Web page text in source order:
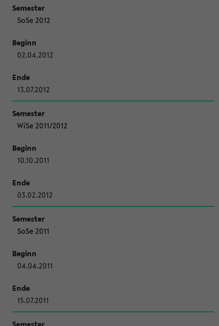
SoSe 2012
02.04.2012
13.07.2012
WiSe 2011/2012
10.10.2011
03.02.2012
SoSe 2011
04.04.2011
15.07.2011